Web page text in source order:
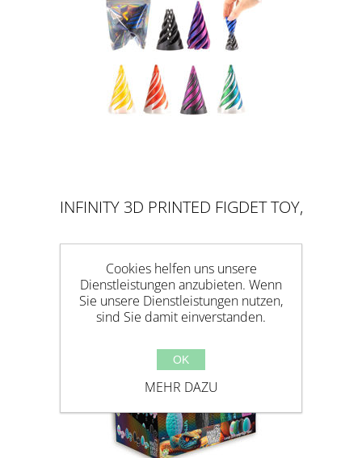
INFINITY 3D PRINTED FIGDET TOY,
Cookies helfen uns unsere
Dienstleistungen anzubieten. Wenn
Sie unsere Dienstleistungen nutzen,
sind Sie damit einverstanden.
OK
MEHR DAZU